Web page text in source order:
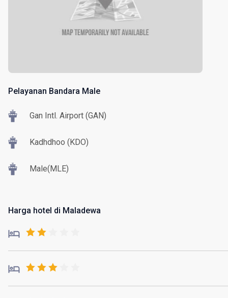
Pelayanan Bandara Male
Gan Intl. Airport (GAN)
Kadhdhoo (KDO)
Male(MLE)
Harga hotel di Maladewa